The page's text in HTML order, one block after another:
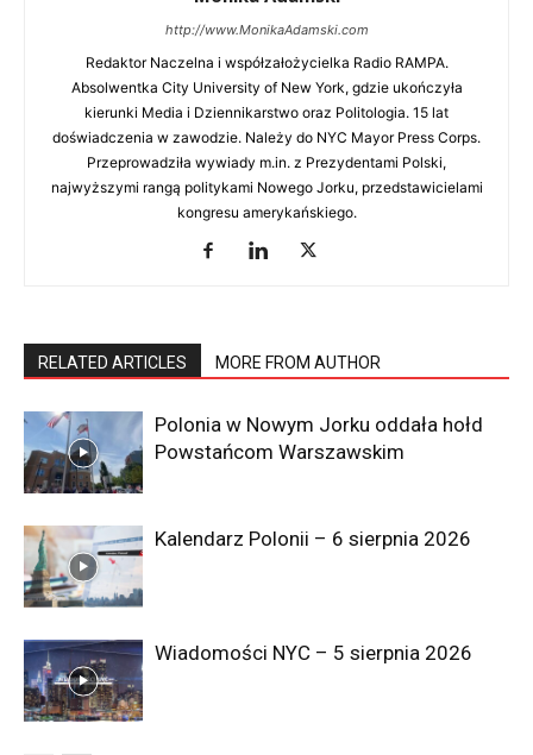
Editor in Chief atRadio RAMPA
Redaktor Naczelna i współzałożycielka Radio
RAMPA. Absolwentka City University of New York,
gdzie ukończyła kierunki Media i Dziennikarstwo
oraz Politologia. 15 lat doświadczenia w zawodzie.
Należy do NYC Mayor Press Corps. Przeprowadziła
wywiady m.in. z Prezydentami Polski, najwyższymi
rangą politykami Nowego Jorku, przedstawicielami
kongresu amerykańskiego.
http://www.MonikaAdamski.com
Redaktor Naczelna i współzałożycielka Radio RAMPA.
Absolwentka City University of New York, gdzie ukończyła
kierunki Media i Dziennikarstwo oraz Politologia. 15 lat
doświadczenia w zawodzie. Należy do NYC Mayor Press Corps.
Przeprowadziła wywiady m.in. z Prezydentami Polski,
najwyższymi rangą politykami Nowego Jorku, przedstawicielami
kongresu amerykańskiego.
RELATED ARTICLES MORE FROM AUTHOR
Polonia w Nowym Jorku oddała hołd
Powstańcom Warszawskim
Kalendarz Polonii – 6 sierpnia 2026
Wiadomości NYC – 5 sierpnia 2026